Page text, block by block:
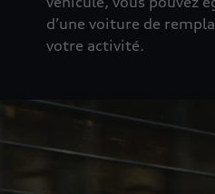
d’une voiture de
votre activité.